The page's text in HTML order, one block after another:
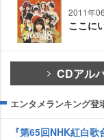
2011年
ここに
CDアル
エンタメランキング登
『第65回NHK紅白